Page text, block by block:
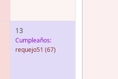
13
Cumpleaños:
requejo51 (67)